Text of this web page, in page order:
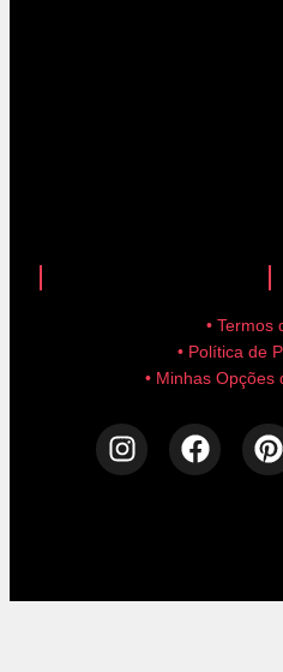
• Termos
• Política de
• Minhas Opções